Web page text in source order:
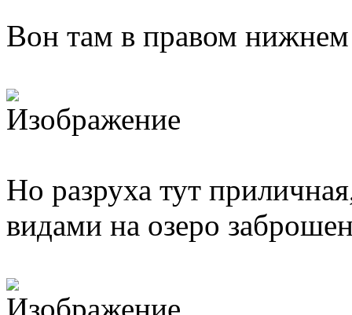
Вон там в правом
Но разруха тут
видами на озеро